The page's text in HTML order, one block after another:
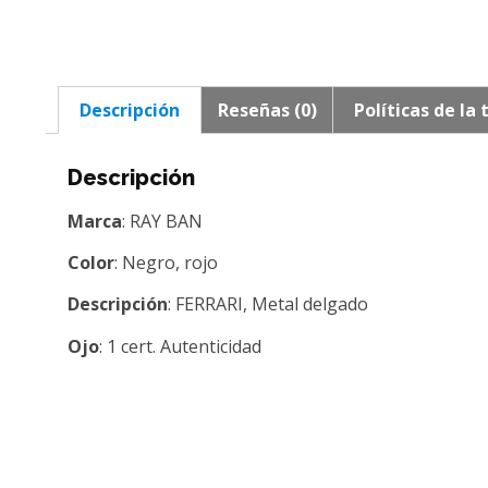
Descripción Reseñas (0) Políticas de la
Descripción
Marca: RAY BAN
Color: Negro, rojo
Descripción: FERRARI, Metal delgado
Ojo: 1 cert. Autenticidad